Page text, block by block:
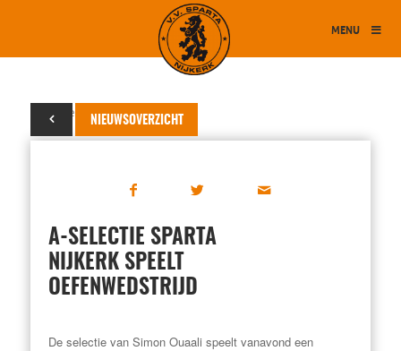
MENU
NIEUWSOVERZICHT
04 november 2014
A-SELECTIE SPARTA
NIJKERK SPEELT
OEFENWEDSTRIJD
De selectie van Simon Ouaali speelt vanavond een